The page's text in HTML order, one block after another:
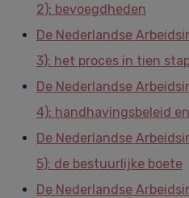
2): bevoegdheden
De Nederlandse
3): het proces in tien
De Nederlandse
4): handhavingsbeleid
De Nederlandse
5): de bestuurlijke boete
De Nederlandse